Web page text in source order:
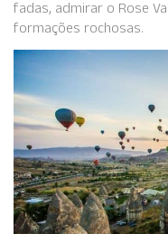
fadas, admirar o Rose
formações rochosas.